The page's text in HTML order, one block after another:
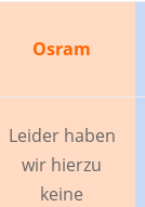
Osram
Leider haben
wir hierzu
keine